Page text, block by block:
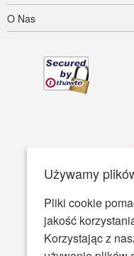
Używamy
Pliki cookie
jakość
Korzystając z
O Nas
Dostępność